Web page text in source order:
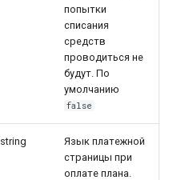
попытки
списания
средств
проводиться не
будут. По
умолчанию
false
string
Язык платежной
страницы при
оплате плана.